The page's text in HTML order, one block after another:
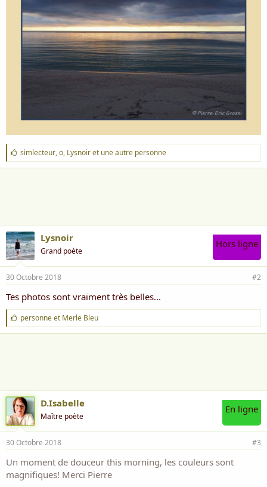
J
'
a
simlecteur,o, Lysnoiret une autre personne
Lysnoir
Grand poète
Hors ligne
30 Octobre 2018 #2
Tes photos sont vraiment très belles...
J
'
a
personneet Merle Bleu
D.Isabelle
Maître poète
En ligne
30 Octobre 2018 #3
Un moment de douceur this morning, les couleurs sont
magnifiques! Merci Pierre